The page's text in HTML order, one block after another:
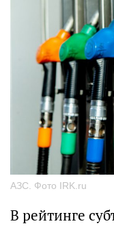
АЗС. Фото IRK.ru
В рейтинге